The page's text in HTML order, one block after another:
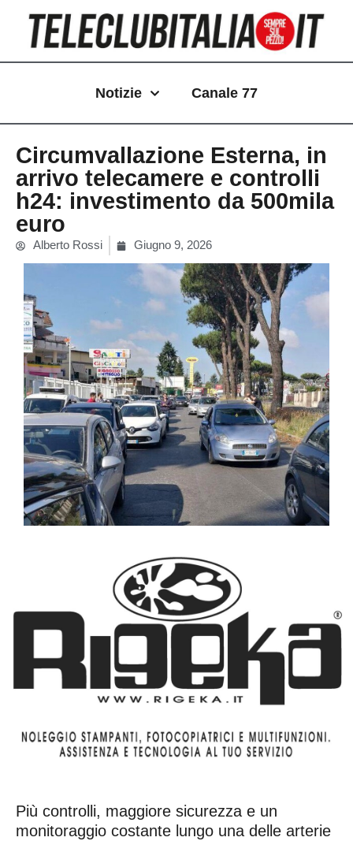
contenuto
Notizie Canale 77
Circumvallazione Esterna, in
arrivo telecamere e controlli
h24: investimento da 500mila
euro
Alberto Rossi Giugno 9, 2026
Più controlli, maggiore sicurezza e un
monitoraggio costante lungo una delle arterie